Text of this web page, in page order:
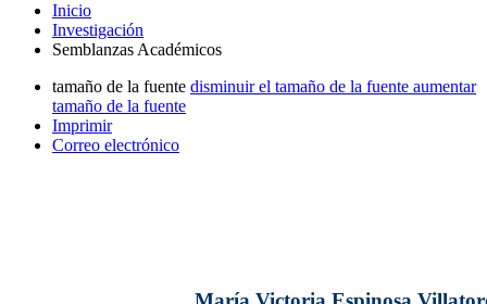
Inicio
Investigación
Semblanzas Académicos
tamaño de la fuente disminuir el tamaño de la fuente aumentar
tamaño de la fuente
Imprimir
Correo electrónico